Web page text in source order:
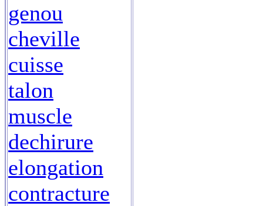
genou
cheville
cuisse
talon
muscle
dechirure
elongation
contracture